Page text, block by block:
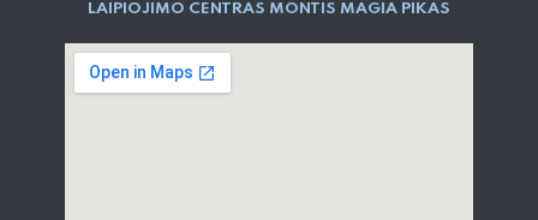
LAIPIOJIMO CENTRAS MONTIS MAGIA PIKAS